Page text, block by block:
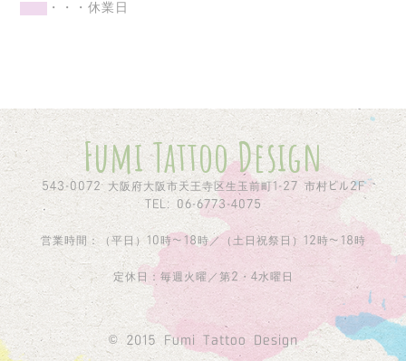
・・・休業日
Fumi Tattoo Design
543-0072 大阪府大阪市天王寺区生玉前町1-27 市村ビル2F
TEL: 06-6773-4075
営業時間：（平日）10時〜18時／（土日祝祭日）12時〜18時
定休日：毎週火曜／第2・4水曜日
© 2015 Fumi Tattoo Design